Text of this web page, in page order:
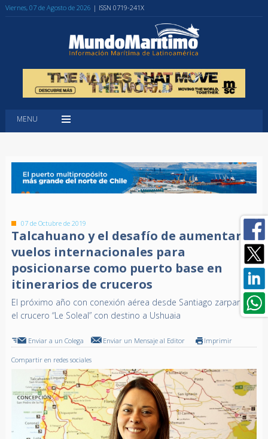
Viernes, 07 de Agosto de 2026 | ISSN 0719-241X
MENU
07 de Octubre de 2019
Talcahuano y el desafío de aumentar
vuelos internacionales para
posicionarse como puerto base en
itinerarios de cruceros
El próximo año con conexión aérea desde Santiago zarpará
el crucero “Le Soleal” con destino a Ushuaia
Enviar a un Colega Enviar un Mensaje al Editor Imprimir
Compartir en redes sociales